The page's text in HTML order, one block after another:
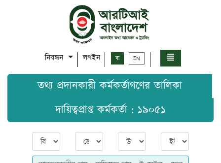
নিবন্ধন লগইন বা EN
তথ্য প্রদানকারী কর্মকর্তাগণের তালিকা
দায়িত্বপ্রাপ্ত কর্মকর্তা : ১৯০৫১